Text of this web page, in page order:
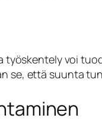
työskentely voi
se, että suunta